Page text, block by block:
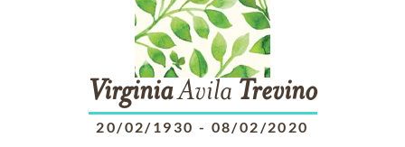
VirginiaAvila Trevino
20/02/1930 - 08/02/2020